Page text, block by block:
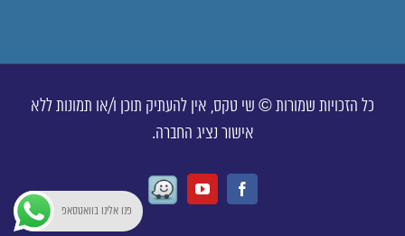
כל הזכויות שמורות © שי טקס, אין להעתיק תוכן ו/או תמונות ללא
אישור נציג החברה.
Facebook
Youtube
Waze
פנו אלינו בוואטסאפ